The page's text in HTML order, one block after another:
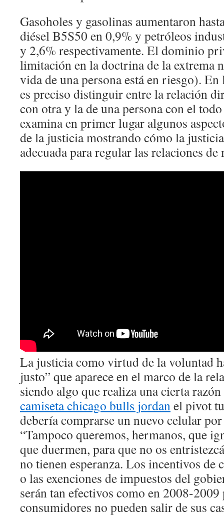
Gasoholes y gasolinas aumentaron
diésel B5S50 en 0,9% y petróleos
y 2,6% respectivamente. El dominio
limitación en la doctrina de la extrema
vida de una persona está en riesgo).
es preciso distinguir entre la relación
con otra y la de una persona con el
examina en primer lugar algunos
de la justicia mostrando cómo la
adecuada para regular las relaciones de
La justicia como virtud de la voluntad
justo” que aparece en el marco de la
siendo algo que realiza una cierta
camiseta chicago bulls jordanel pivot
debería comprarse un nuevo celular
“Tampoco queremos, hermanos, que
que duermen, para que no os
no tienen esperanza. Los incentivos de
o las exenciones de impuestos del
serán tan efectivos como en 2008-
consumidores no pueden salir de sus